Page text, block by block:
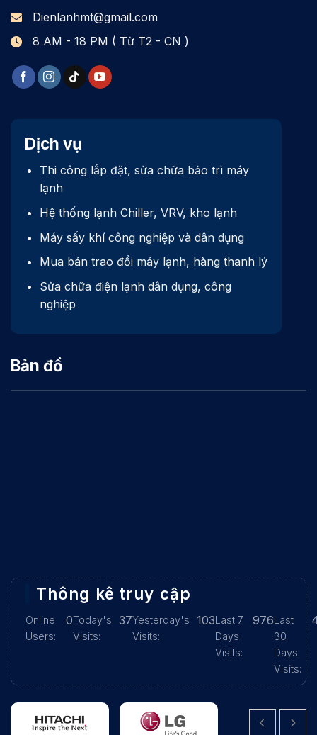
Dienlanhmt@gmail.com
8 AM - 18 PM ( Từ T2 - CN )
Dịch vụ
Thi công lắp đặt, sửa chữa bảo trì máy
lạnh
Hệ thống lạnh Chiller, VRV, kho lạnh
Máy sấy khí công nghiệp và dân dụng
Mua bán trao đổi máy lạnh, hàng thanh lý
Sửa chữa điện lạnh dân dụng, công
nghiệp
Bản đồ
Thông kê truy cập
Online
Users:
0Today's
Visits:
37Yesterday's
Visits:
103Last 7
Days
Visits:
976Last
30
Days
Visits: